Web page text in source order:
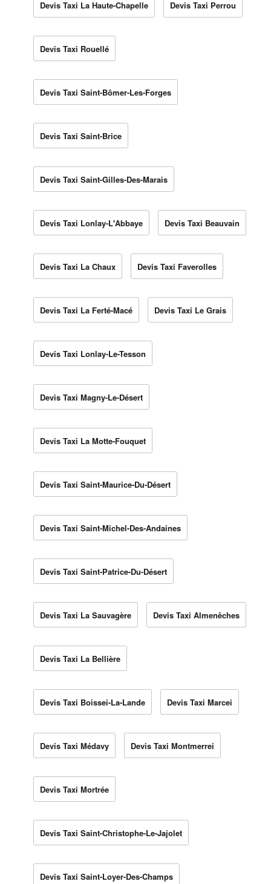
Devis Taxi La Haute-Chapelle Devis Taxi Perrou
Devis Taxi Rouellé
Devis Taxi Saint-Bômer-Les-Forges
Devis Taxi Saint-Brice
Devis Taxi Saint-Gilles-Des-Marais
Devis Taxi Lonlay-L'Abbaye Devis Taxi Beauvain
Devis Taxi La Chaux Devis Taxi Faverolles
Devis Taxi La Ferté-Macé Devis Taxi Le Grais
Devis Taxi Lonlay-Le-Tesson
Devis Taxi Magny-Le-Désert
Devis Taxi La Motte-Fouquet
Devis Taxi Saint-Maurice-Du-Désert
Devis Taxi Saint-Michel-Des-Andaines
Devis Taxi Saint-Patrice-Du-Désert
Devis Taxi La Sauvagère Devis Taxi Almenêches
Devis Taxi La Bellière
Devis Taxi Boissei-La-Lande Devis Taxi Marcei
Devis Taxi Médavy Devis Taxi Montmerrei
Devis Taxi Mortrée
Devis Taxi Saint-Christophe-Le-Jajolet
Devis Taxi Saint-Loyer-Des-Champs